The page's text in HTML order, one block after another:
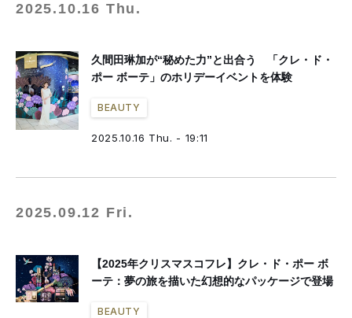
2025.10.16 Thu.
久間田琳加が“秘めた力”と出合う 「クレ・ド・
ポー ボーテ」のホリデーイベントを体験
BEAUTY
2025.10.16 Thu. - 19:11
2025.09.12 Fri.
【2025年クリスマスコフレ】クレ・ド・ポー ボ
ーテ：夢の旅を描いた幻想的なパッケージで登場
BEAUTY